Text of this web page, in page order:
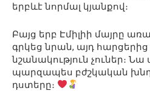
երբևէ նորմալ կյանքով։
Բայց երբ Էմիլիի մայրը
գրկեց նրան, այդ հարցերից
նշանակություն չուներ։
պարզապես բժշկական
դստերը։